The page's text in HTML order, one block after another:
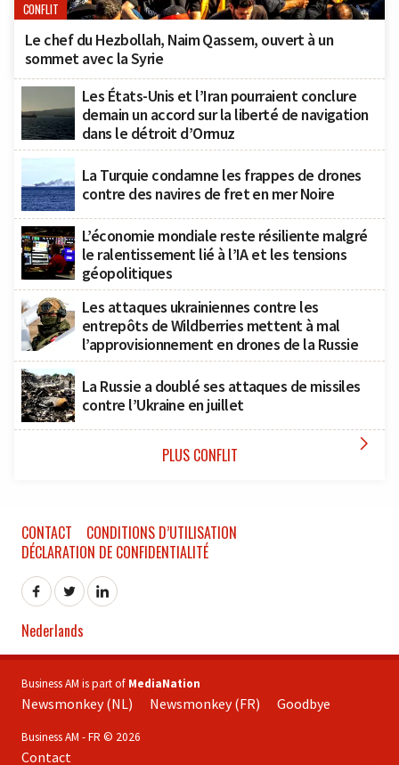
CONFLIT
Le chef du Hezbollah, Naim Qassem, ouvert à un
sommet avec la Syrie
Les États-Unis et l’Iran pourraient conclure
demain un accord sur la liberté de navigation
dans le détroit d’Ormuz
La Turquie condamne les frappes de drones
contre des navires de fret en mer Noire
L’économie mondiale reste résiliente malgré
le ralentissement lié à l’IA et les tensions
géopolitiques
Les attaques ukrainiennes contre les
entrepôts de Wildberries mettent à mal
l’approvisionnement en drones de la Russie
La Russie a doublé ses attaques de missiles
contre l’Ukraine en juillet
PLUS CONFLIT 
CONTACT
CONDITIONS D’UTILISATION
DÉCLARATION DE CONFIDENTIALITÉ
Nederlands
Business AM is part of MediaNation
Newsmonkey (NL) Newsmonkey (FR) Goodbye
Business AM - FR © 2026
Contact